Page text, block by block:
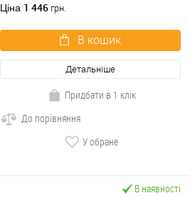
Ціна 1 446 грн.
В кошик
Детальніше
Придбати в 1 клік
До порівняння
У обране
В наявності